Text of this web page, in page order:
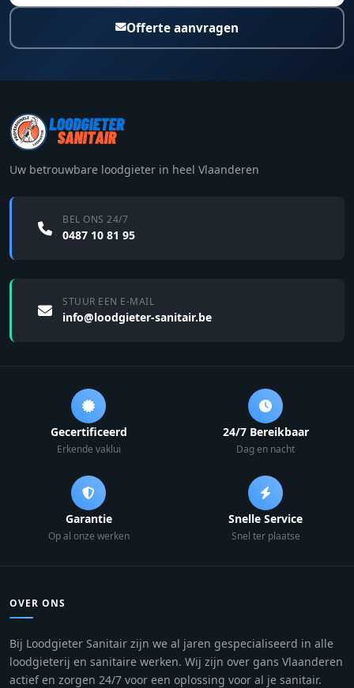
Offerte aanvragen
Uw betrouwbare loodgieter in heel Vlaanderen
BEL ONS 24/7
0487 10 81 95
STUUR EEN E-MAIL
info@loodgieter-sanitair.be
Gecertificeerd
Erkende vaklui
24/7 Bereikbaar
Dag en nacht
Garantie
Op al onze werken
Snelle Service
Snel ter plaatse
OVER ONS
Bij Loodgieter Sanitair zijn we al jaren gespecialiseerd in alle
loodgieterij en sanitaire werken. Wij zijn over gans Vlaanderen
actief en zorgen 24/7 voor een oplossing voor al je sanitair.